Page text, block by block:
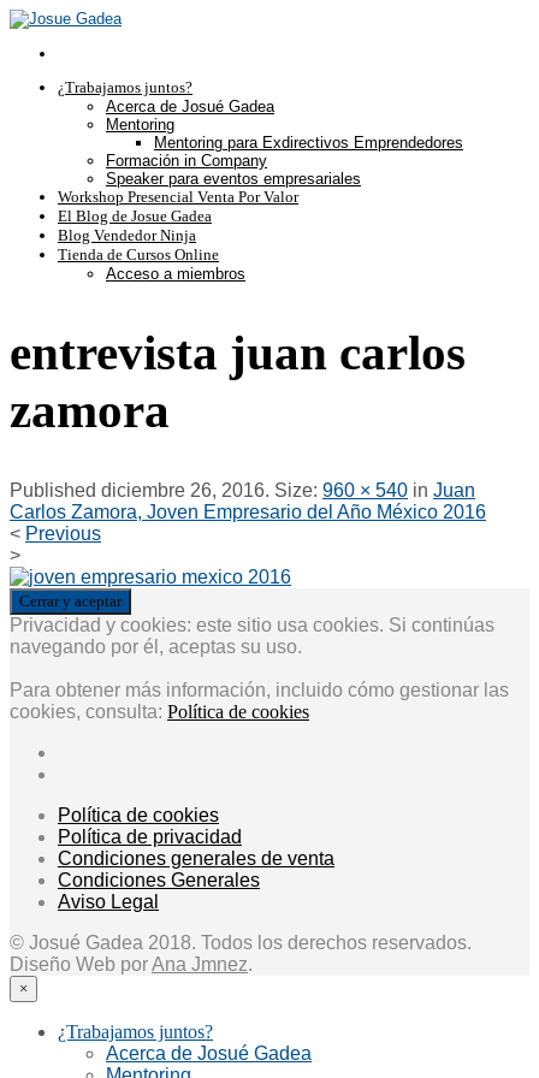
¿Trabajamos juntos?
Acerca de Josué Gadea
Mentoring
Mentoring para Exdirectivos Emprendedores
Formación in Company
Speaker para eventos empresariales
Workshop Presencial Venta Por Valor
El Blog de Josue Gadea
Blog Vendedor Ninja
Tienda de Cursos Online
Acceso a miembros
entrevista juan carlos
zamora
Published diciembre 26, 2016. Size: 960 × 540 in Juan
Carlos Zamora, Joven Empresario del Año México 2016
< Previous
>
Privacidad y cookies: este sitio usa cookies. Si continúas
navegando por él, aceptas su uso.
Para obtener más información, incluido cómo gestionar las
cookies, consulta: Política de cookies
Política de cookies
Política de privacidad
Condiciones generales de venta
Condiciones Generales
Aviso Legal
© Josué Gadea 2018. Todos los derechos reservados.
Diseño Web porAna Jmnez.
×
¿Trabajamos juntos?
Acerca de Josué Gadea